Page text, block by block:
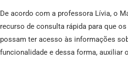
De acordo com a professora Lívia, o
recurso de consulta rápida para que
possam ter acesso às informações
funcionalidade e dessa forma, auxiliar